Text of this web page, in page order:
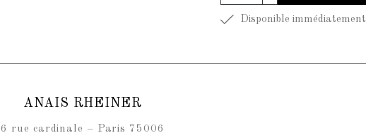
Disponible immédiatement
ANAIS RHEINER
6 rue cardinale – Paris 75006